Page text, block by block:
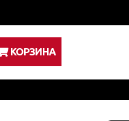
КОРЗИНА